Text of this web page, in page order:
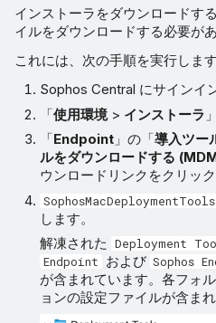
インストーラをダウンロードす
イルをダウンロードする必要があ
これには、次の手順を実行します
Sophos Central にサインイ
「使用環境> インストーラ
「Endpoint 」の「導入ツー
ルをダウンロードする
ウンロードリンクをクリック
します。
解凍された
Deployment
Endpoint
および Sophos
が含まれています。各フォ
ョンの設定ファイルが含まれ